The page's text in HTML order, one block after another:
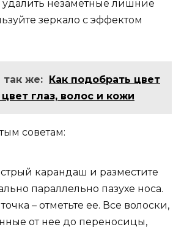
удалить незаметные лишние
зеркало с эффектом
так же: Как подобрать цвет
глаз, волос и кожи
советам:
карандаш и разместите
параллельно пазухе носа.
– отметьте ее. Все волоски,
от нее до переносицы,